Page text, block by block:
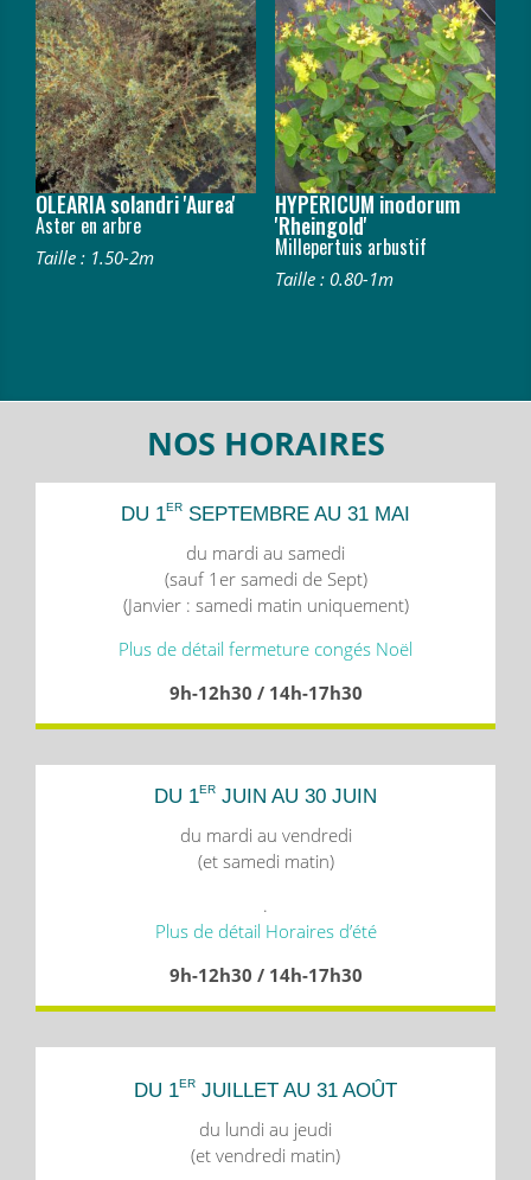
OLEARIA solandri 'Aurea'
Aster en arbre
Taille : 1.50-2m
HYPERICUM inodorum
'Rheingold'
Millepertuis arbustif
Taille : 0.80-1m
NOS HORAIRES
DU 1ER SEPTEMBRE AU 31 MAI
du mardi au samedi
(sauf 1er samedi de Sept)
(Janvier : samedi matin uniquement)
Plus de détail fermeture congés Noël
9h-12h30 / 14h-17h30
DU 1ER JUIN AU 30 JUIN
du mardi au vendredi
(et samedi matin)
.
Plus de détail Horaires d’été
9h-12h30 / 14h-17h30
DU 1ER JUILLET AU 31 AOÛT
du lundi au jeudi
(et vendredi matin)